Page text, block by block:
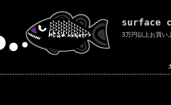
surface
3万円以上お買い